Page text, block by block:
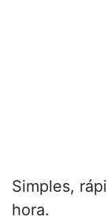
Simples,
hora.